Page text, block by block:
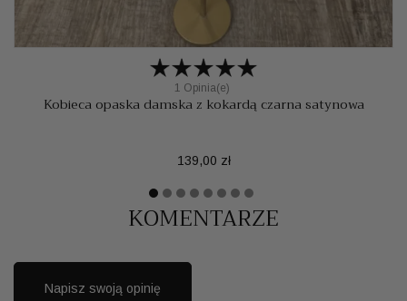
1 Opinia(e)
Kobieca opaska damska z kokardą czarna satynowa
Cena
139,00 zł
KOMENTARZE
Napisz swoją opinię